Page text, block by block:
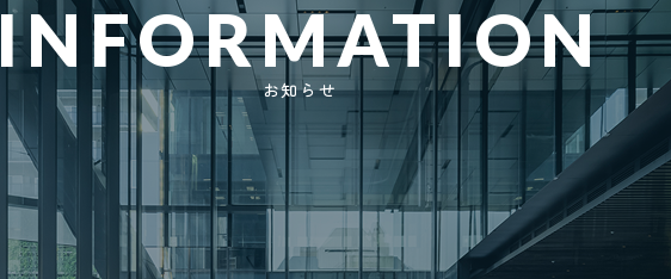
INFORMATION
お知らせ